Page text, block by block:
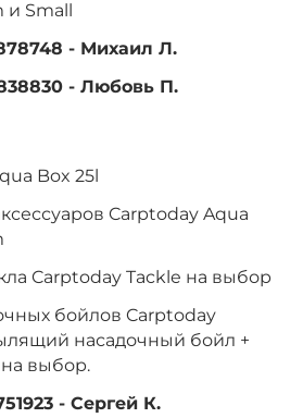
Small
- Михаил Л.
- Любовь П.
Box 25l
Carptoday Aqua
Carptoday Tackle на выбор
бойлов Carptoday
насадочный бойл +
выбор.
- Сергей К.